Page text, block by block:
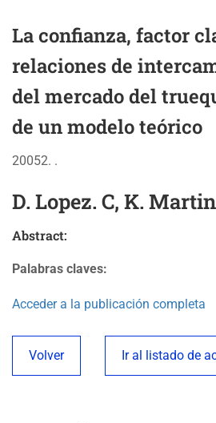
La confianza, factor
relaciones de
del mercado del
de un modelo teórico
20052. .
D. Lopez. C, K.
Abstract:
Palabras claves:
Acceder a la publicación completa
Volver Ir al listado de